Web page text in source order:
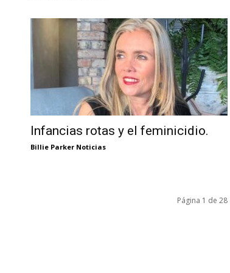
Infancias rotas y el feminicidio.
Billie Parker Noticias
Página 1 de 28